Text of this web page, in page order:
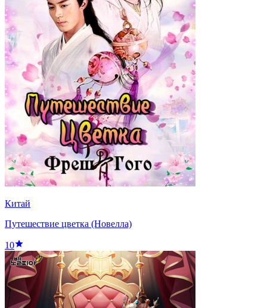
Китай
Путешествие цветка (Новелла)
10